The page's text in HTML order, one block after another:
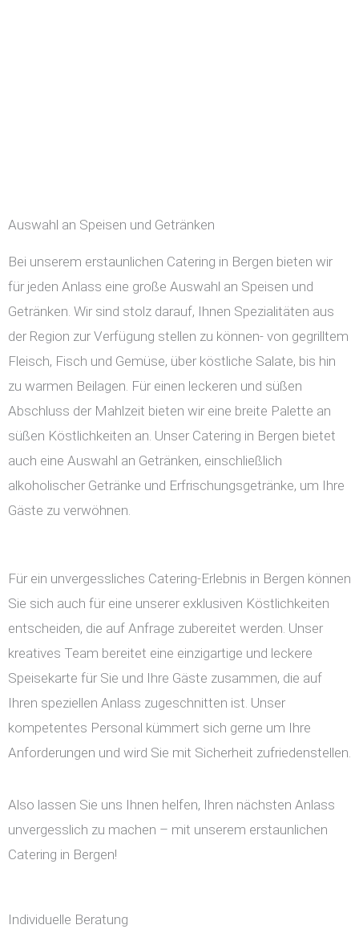
Auswahl an Speisen und Getränken
Bei unserem erstaunlichen Catering in Bergen bieten wir
für jeden Anlass eine große Auswahl an Speisen und
Getränken. Wir sind stolz darauf, Ihnen Spezialitäten aus
der Region zur Verfügung stellen zu können- von gegrilltem
Fleisch, Fisch und Gemüse, über köstliche Salate, bis hin
zu warmen Beilagen. Für einen leckeren und süßen
Abschluss der Mahlzeit bieten wir eine breite Palette an
süßen Köstlichkeiten an. Unser Catering in Bergen bietet
auch eine Auswahl an Getränken, einschließlich
alkoholischer Getränke und Erfrischungsgetränke, um Ihre
Gäste zu verwöhnen.
Für ein unvergessliches Catering-Erlebnis in Bergen können
Sie sich auch für eine unserer exklusiven Köstlichkeiten
entscheiden, die auf Anfrage zubereitet werden. Unser
kreatives Team bereitet eine einzigartige und leckere
Speisekarte für Sie und Ihre Gäste zusammen, die auf
Ihren speziellen Anlass zugeschnitten ist. Unser
kompetentes Personal kümmert sich gerne um Ihre
Anforderungen und wird Sie mit Sicherheit zufriedenstellen.
Also lassen Sie uns Ihnen helfen, Ihren nächsten Anlass
unvergesslich zu machen – mit unserem erstaunlichen
Catering in Bergen!
Individuelle Beratung